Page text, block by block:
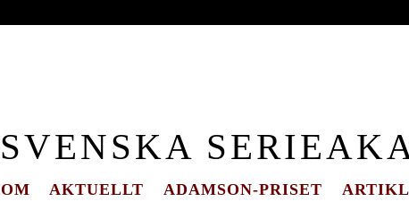
SVENSKA
OM AKTUELLT ADAMSON-PRISET